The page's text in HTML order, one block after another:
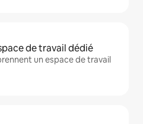
de travail dédié
un espace de travail